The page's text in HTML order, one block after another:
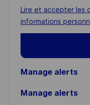
address
(Required)
Required
Lire et accepter les
informations
Manage alerts
Manage alerts